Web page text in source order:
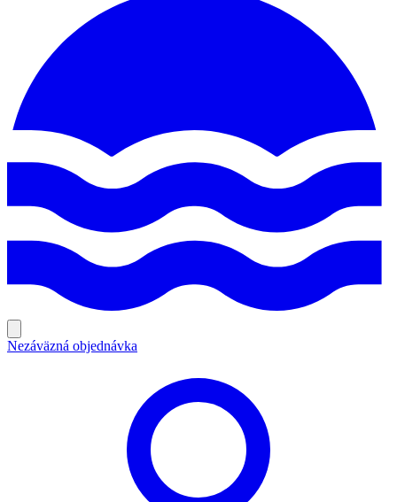
Nezáväzná objednávka